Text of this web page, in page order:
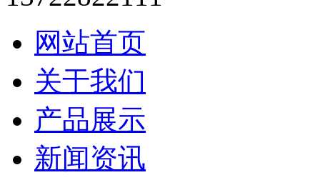
网站首页
关于我们
产品展示
新闻资讯